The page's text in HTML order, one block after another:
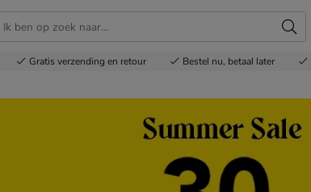
Gratis verzending en retour Bestel nu, betaal later